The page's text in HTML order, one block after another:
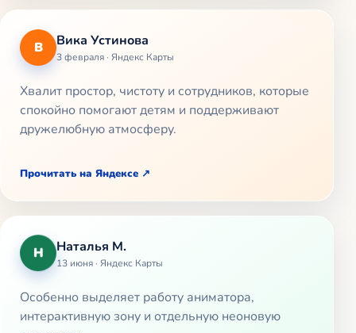
В Вика Устинова
3 февраля · Яндекс Карты
Хвалит простор, чистоту и сотрудников, которые
спокойно помогают детям и поддерживают
дружелюбную атмосферу.
Прочитать на Яндексе
Н Наталья М.
13 июня · Яндекс Карты
Особенно выделяет работу аниматора,
интерактивную зону и отдельную неоновую